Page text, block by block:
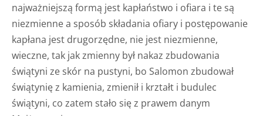
najważniejszą formą jest kapłaństwo i ofiara i te są
niezmienne a sposób składania ofiary i postępowanie
kapłana jest drugorzędne, nie jest niezmienne,
wieczne, tak jak zmienny był nakaz zbudowania
świątyni ze skór na pustyni, bo Salomon zbudował
świątynię z kamienia, zmienił i krztałt i budulec
świątyni, co zatem stało się z prawem danym